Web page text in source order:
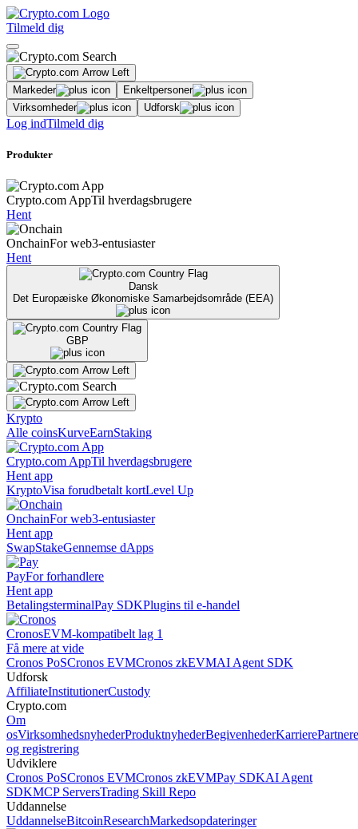
Tilmeld dig
Markeder
Enkeltpersoner
Virksomheder
Udforsk
Log indTilmeld dig
Produkter
Crypto.com AppTil hverdagsbrugere
Hent
OnchainFor web3-entusiaster
Hent
Dansk
Det Europæiske Økonomiske Samarbejdsområde (EEA)
GBP
Krypto
Alle coinsKurveEarnStaking
Crypto.com AppTil hverdagsbrugere
Hent app
KryptoVisa forudbetalt kortLevel Up
OnchainFor web3-entusiaster
Hent app
SwapStakeGennemse dApps
PayFor forhandlere
Hent app
BetalingsterminalPay SDKPlugins til e-handel
CronosEVM-kompatibelt lag 1
Få mere at vide
Cronos PoSCronos EVMCronos zkEVMAI Agent SDK
Udforsk
AffiliateInstitutionerCustody
Crypto.com
Om
osVirksomhedsnyhederProduktnyhederBegivenhederKarrierePartnere
og registrering
Udviklere
Cronos PoSCronos EVMCronos zkEVMPay SDKAI Agent
SDKMCP ServersTrading Skill Repo
Uddannelse
UddannelseBitcoinResearchMarkedsopdateringer